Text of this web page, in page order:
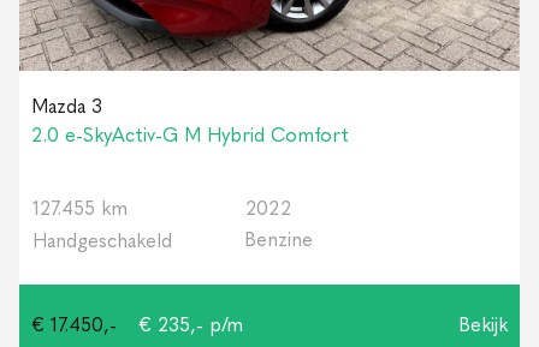
Mazda 3
2.0 e-SkyActiv-G M Hybrid Comfort
127.455 km
2022
Handgeschakeld
Benzine
€ 17.450,- € 235,- p/m Bekijk